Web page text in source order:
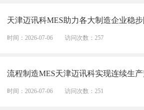
天津迈讯科MES助力各大制造企业稳
时间：2026-07-06 访问次数：257
流程制造MES天津迈讯科实现连续生
时间：2026-07-06 访问次数：251